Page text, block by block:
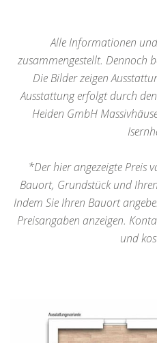
Alle Informationen
zusammengestellt. Dennoch
Die Bilder zeigen
Ausstattung erfolgt durch
Heiden GmbH
*Der hier angezeigte Preis
Bauort, Grundstück und
Indem Sie Ihren Bauort
Preisangaben anzeigen.
und